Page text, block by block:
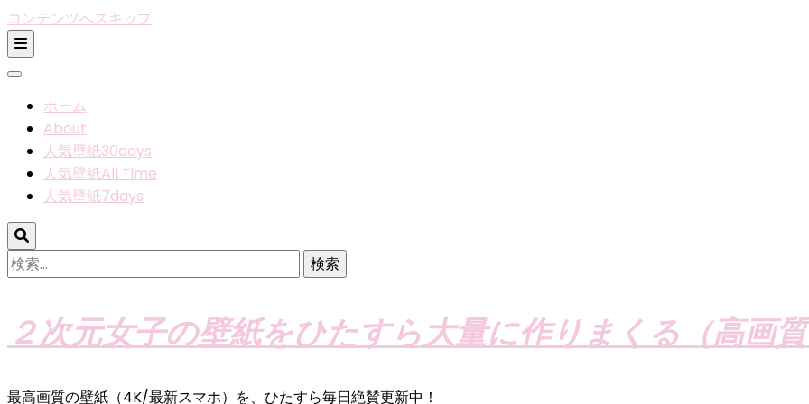
コンテンツへスキップ
ホーム
About
人気壁紙30days
人気壁紙All Time
人気壁紙7days
検
索:
２次元女子の壁紙をひたすら大量に作りまくる（高画
最高画質の壁紙（4K/最新スマホ）を、ひたすら毎日絶賛更新中！